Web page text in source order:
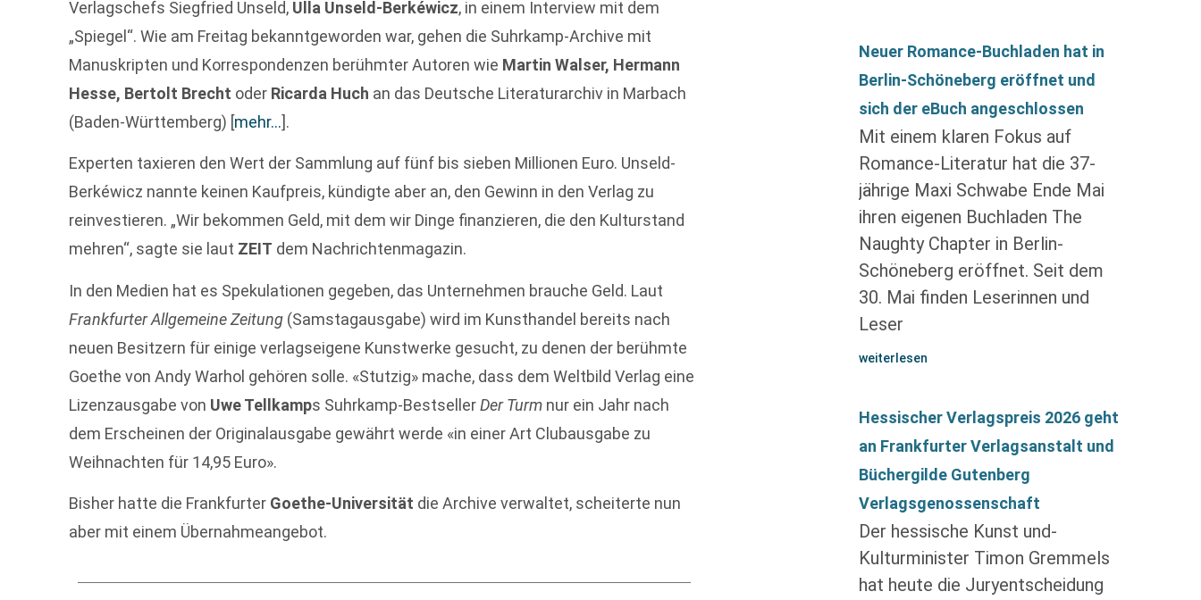
Verlagschefs Siegfried Unseld, Ulla Unseld-Berkéwicz, in einem Interview mit dem
„Spiegel“. Wie am Freitag bekanntgeworden war, gehen die Suhrkamp-Archive mit
Manuskripten und Korrespondenzen berühmter Autoren wie Martin Walser, Hermann
Hesse, Bertolt Brecht oder Ricarda Huch an das Deutsche Literaturarchiv in Marbach
(Baden-Württemberg) [mehr…].
Experten taxieren den Wert der Sammlung auf fünf bis sieben Millionen Euro. Unseld-
Berkéwicz nannte keinen Kaufpreis, kündigte aber an, den Gewinn in den Verlag zu
reinvestieren. „Wir bekommen Geld, mit dem wir Dinge finanzieren, die den Kulturstand
mehren“, sagte sie laut ZEIT dem Nachrichtenmagazin.
In den Medien hat es Spekulationen gegeben, das Unternehmen brauche Geld. Laut
Frankfurter Allgemeine Zeitung (Samstagausgabe) wird im Kunsthandel bereits nach
neuen Besitzern für einige verlagseigene Kunstwerke gesucht, zu denen der berühmte
Goethe von Andy Warhol gehören solle. «Stutzig» mache, dass dem Weltbild Verlag eine
Lizenzausgabe von Uwe Tellkamps Suhrkamp-BestsellerDer Turm nur ein Jahr nach
dem Erscheinen der Originalausgabe gewährt werde «in einer Art Clubausgabe zu
Weihnachten für 14,95 Euro».
Bisher hatte die Frankfurter Goethe-Universität die Archive verwaltet, scheiterte nun
aber mit einem Übernahmeangebot.
Neuer Romance-Buchladen hat in
Berlin-Schöneberg eröffnet und
sich der eBuch angeschlossen
Mit einem klaren Fokus auf
Romance-Literatur hat die 37-
jährige Maxi Schwabe Ende Mai
ihren eigenen Buchladen The
Naughty Chapter in Berlin-
Schöneberg eröffnet. Seit dem
30. Mai finden Leserinnen und
Leser
weiterlesen
Hessischer Verlagspreis 2026 geht
an Frankfurter Verlagsanstalt und
Büchergilde Gutenberg
Verlagsgenossenschaft
Der hessische Kunst und-
Kulturminister Timon Gremmels
hat heute die Juryentscheidung